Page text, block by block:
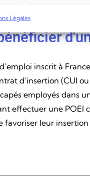
Légales
inscrit à
d’insertion (CUI
employés dans
effectuer une POEI
favoriser leur